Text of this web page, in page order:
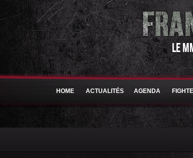
LE
HOME ACTUALITÉS AGENDA